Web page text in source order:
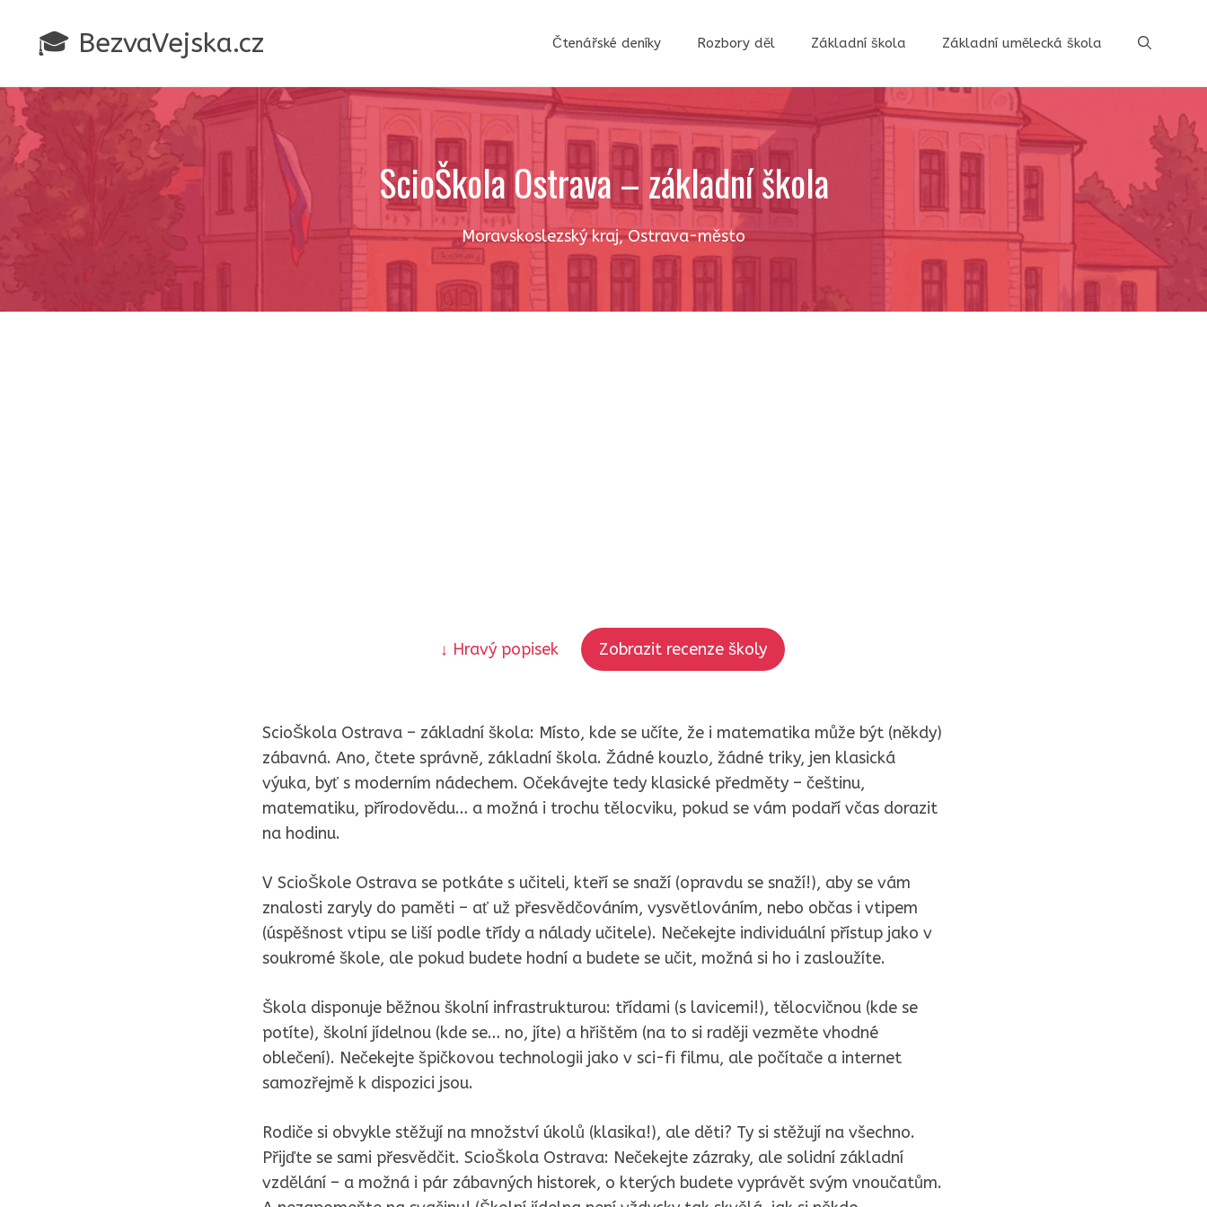
obsah
🎓 BezvaVejska.cz Čtenářské deníky Rozbory děl Základní škola Základní umělecká škola
ScioŠkola Ostrava – základní škola
Moravskoslezský kraj,Ostrava-město
↓ Hravý popisek Zobrazit recenze školy
ScioŠkola Ostrava – základní škola: Místo, kde se učíte, že i matematika může být (někdy)
zábavná. Ano, čtete správně, základní škola. Žádné kouzlo, žádné triky, jen klasická
výuka, byť s moderním nádechem. Očekávejte tedy klasické předměty – češtinu,
matematiku, přírodovědu… a možná i trochu tělocviku, pokud se vám podaří včas dorazit
na hodinu.
V ScioŠkole Ostrava se potkáte s učiteli, kteří se snaží (opravdu se snaží!), aby se vám
znalosti zaryly do paměti – ať už přesvědčováním, vysvětlováním, nebo občas i vtipem
(úspěšnost vtipu se liší podle třídy a nálady učitele). Nečekejte individuální přístup jako v
soukromé škole, ale pokud budete hodní a budete se učit, možná si ho i zasloužíte.
Škola disponuje běžnou školní infrastrukturou: třídami (s lavicemi!), tělocvičnou (kde se
potíte), školní jídelnou (kde se… no, jíte) a hřištěm (na to si raději vezměte vhodné
oblečení). Nečekejte špičkovou technologii jako v sci-fi filmu, ale počítače a internet
samozřejmě k dispozici jsou.
Rodiče si obvykle stěžují na množství úkolů (klasika!), ale děti? Ty si stěžují na všechno.
Přijďte se sami přesvědčit. ScioŠkola Ostrava: Nečekejte zázraky, ale solidní základní
vzdělání – a možná i pár zábavných historek, o kterých budete vyprávět svým vnoučatům.